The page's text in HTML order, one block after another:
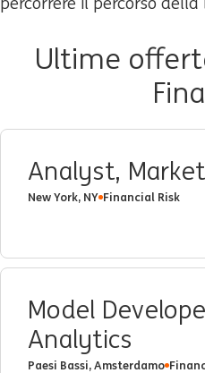
Ultime
Analyst,
New York, NY Financial Risk
Model
Analytics
Paesi Bassi, Amsterdamo